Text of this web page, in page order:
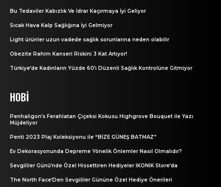
Bu Tedaviler Kabızlık Ve İdrar Kaçırmaya İyi Geliyor
Sıcak Hava Kalp Sağlığına İyi Gelmiyor
Light ürünler uzun vadede sağlık sorunlarına neden olabilir
Obezite Rahim Kanseri Riskini 3 Kat Artıyor!
Türkiye’de Kadınların Yüzde 60’ı Düzenli Sağlık Kontrolüne Gitmiyor
HOBI
Penhaligon’s Ferahlatan Çiçeksi Kokusu Highgrove Bouquet ile Yazı
Müjdeliyor
Penti 2023 Plaj Koleksiyonu ile “BİZE GÜNEŞ BATMAZ”
Ev Dekorasyonunda Depreme Yönelik Önlemler Nasıl Olmalıdır?
Sevgililer Günü’nde Özel Hissettiren Hediyeler IKONIK Store’da
The North Face‘Den Sevgililer Gününe Özel Hediye Önerileri